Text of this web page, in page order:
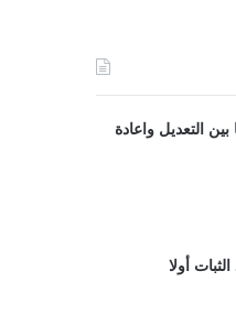
التعديل واعادة
أولا